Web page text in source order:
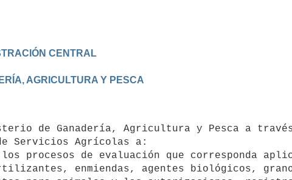
CENTRAL
AGRICULTURA Y PESCA
Servicios Agrícolas a:
procesos de evaluación que corresponda
enmiendas, agentes biológicos,